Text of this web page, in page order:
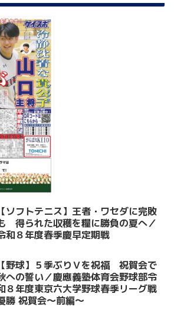
【ソフトテニス】王者・ワセダに完敗
得られた収穫を糧に勝負の夏へ／
和８年度春季慶早定期戦
【野球】５季ぶりＶを祝福 祝賀会で
への誓い／慶應義塾体育会野球部令
８年度東京六大学野球春季リーグ戦
勝 祝賀会～前編～